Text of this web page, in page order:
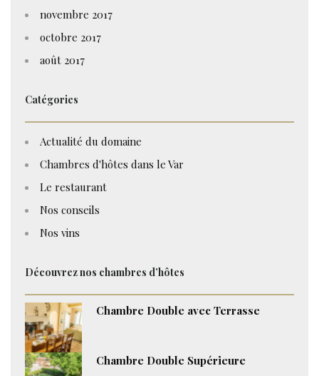
novembre 2017
octobre 2017
août 2017
Catégories
Actualité du domaine
Chambres d'hôtes dans le Var
Le restaurant
Nos conseils
Nos vins
Découvrez nos chambres d’hôtes
Chambre Double avec Terrasse
Chambre Double Supérieure